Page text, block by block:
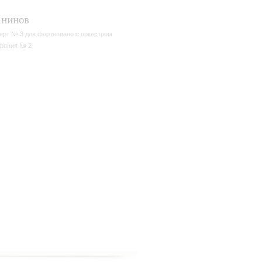
№ 3 для фортепиано с оркестром
№ 2